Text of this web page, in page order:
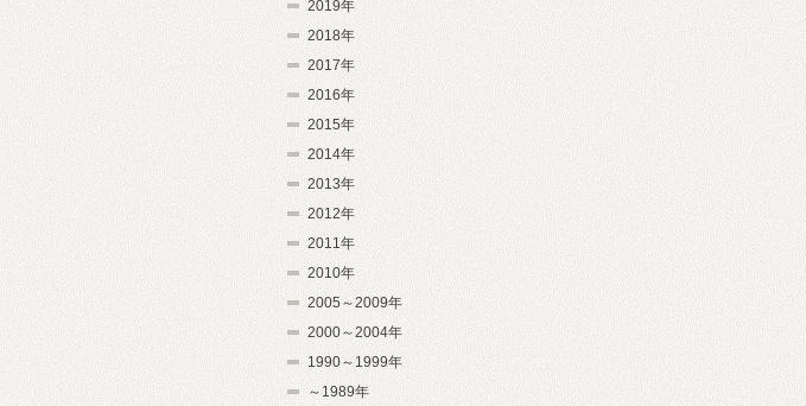
2019年
2018年
2017年
2016年
2015年
2014年
2013年
2012年
2011年
2010年
2005～2009年
2000～2004年
1990～1999年
～1989年